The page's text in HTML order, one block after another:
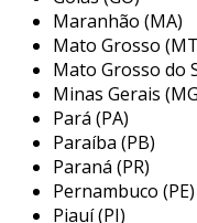
específicas de seus
e qualidade. a
como uma
produtos que
desempenho nas
Maranhão (MA)
Mato Grosso
Mato Grosso do
Minas Gerais
Pará (PA)
Paraíba (PB)
Paraná (PR)
Pernambuco (PE)
Piauí (PI)